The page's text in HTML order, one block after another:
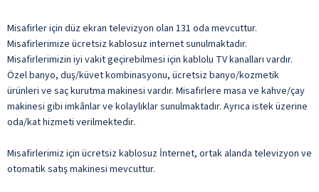
Misafirler için düz ekran televizyon olan 131 oda mevcuttur.
Misafirlerimize ücretsiz kablosuz internet sunulmaktadır.
Misafirlerimizin iyi vakit geçirebilmesi için kablolu TV kanalları vardır.
Özel banyo, duş/küvet kombinasyonu, ücretsiz banyo/kozmetik
ürünleri ve saç kurutma makinesi vardır. Misafirlere masa ve kahve/çay
makinesi gibi imkânlar ve kolaylıklar sunulmaktadır. Ayrıca istek üzerine
oda/kat hizmeti verilmektedir.
Misafirlerimiz için ücretsiz kablosuz İnternet, ortak alanda televizyon ve
otomatik satış makinesi mevcuttur.